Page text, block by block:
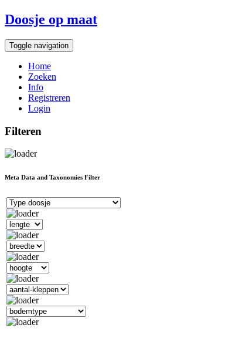
Doosje op maat
Toggle navigation
Home
Zoeken
Info
Registreren
Login
Filteren
Meta Data and Taxonomies Filter